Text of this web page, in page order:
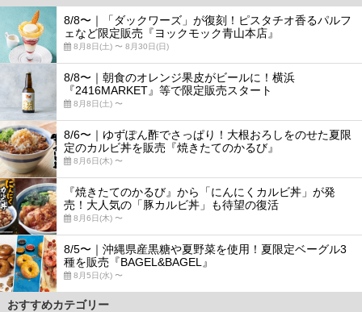
8/8〜｜「ダックワーズ」が復刻！ピスタチオ香るパルフ
ェなど限定販売『ヨックモック青山本店』
8月8日(土) 〜 8月30日(日)
8/8〜｜朝食のオレンジ果皮がビールに！横浜
『2416MARKET』等で限定販売スタート
8月8日(土) 〜
8/6〜｜ゆずぽん酢でさっぱり！大根おろしをのせた夏限
定のカルビ丼を販売『焼きたてのかるび』
8月6日(木) 〜
『焼きたてのかるび』から「にんにくカルビ丼」が発
売！大人気の「豚カルビ丼」も待望の復活
8月6日(木) 〜
8/5〜｜沖縄県産黒糖や夏野菜を使用！夏限定ベーグル3
種を販売『BAGEL&BAGEL』
8月5日(水) 〜
おすすめカテゴリー